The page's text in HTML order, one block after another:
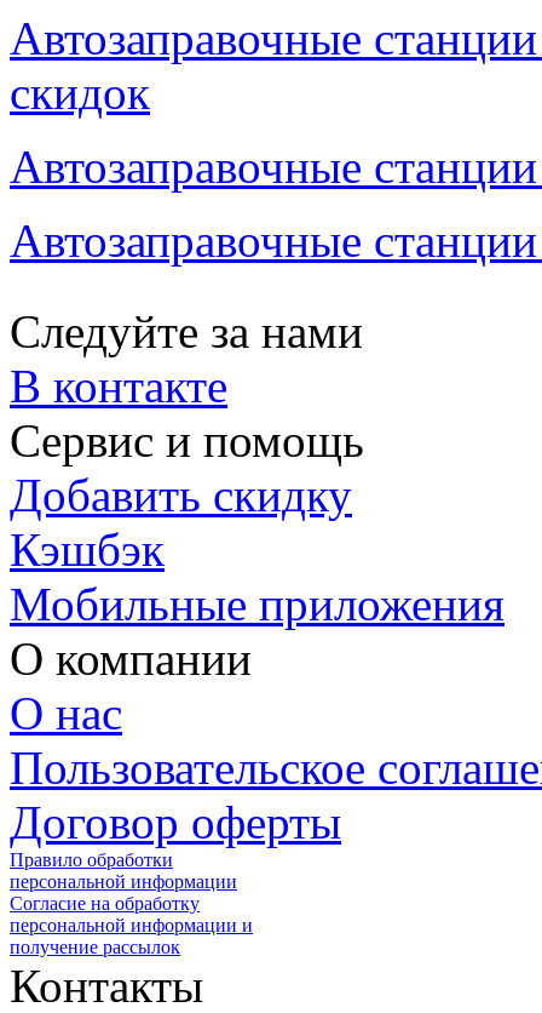
Автозаправочные
скидок
Автозаправочные
Автозаправочные
Следуйте за нами
В контакте
Сервис и помощь
Добавить скидку
Кэшбэк
Мобильные приложения
О компании
О нас
Пользовательское
Договор оферты
Правило обработки
персональной информации
Согласие на обработку
персональной информации и
получение рассылок
Контакты